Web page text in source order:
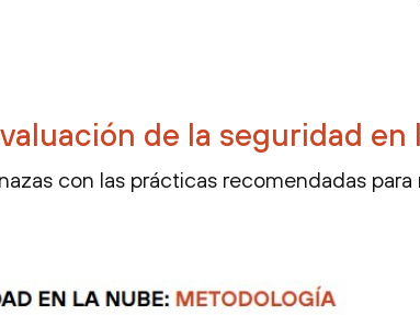
de la seguridad en
con las prácticas recomendadas